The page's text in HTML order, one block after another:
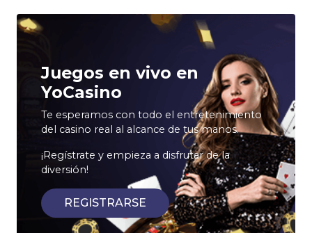
Juegos en vivo en
YoCasino
Te esperamos con todo el entretenimiento
del casino real al alcance de tus manos.
¡Regístrate y empieza a disfrutar de la
diversión!
REGISTRARSE